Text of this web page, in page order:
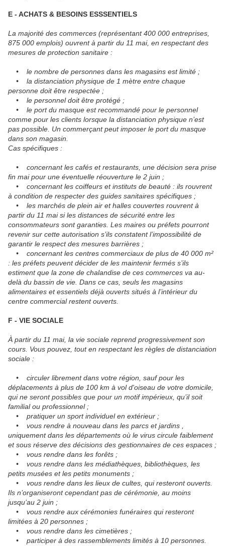
E - ACHATS & BESOINS ESSSENTIELS
La majorité des commerces (représentant 400 000 entreprises,
875 000 emplois) ouvrent à partir du 11 mai, en respectant des
mesures de protection sanitaire :
• le nombre de personnes dans les magasins est limité ;
• la distanciation physique de 1 mètre entre chaque
personne doit être respectée ;
• le personnel doit être protégé ;
• le port du masque est recommandé pour le personnel
comme pour les clients lorsque la distanciation physique n’est
pas possible. Un commerçant peut imposer le port du masque
dans son magasin.
Cas spécifiques :
• concernant les cafés et restaurants, une décision sera prise
fin mai pour une éventuelle réouverture le 2 juin ;
• concernant les coiffeurs et instituts de beauté : ils rouvrent
à condition de respecter des guides sanitaires spécifiques ;
• les marchés de plein air et halles couvertes rouvrent à
partir du 11 mai si les distances de sécurité entre les
consommateurs sont garanties. Les maires ou préfets pourront
revenir sur cette autorisation s’ils constatent l’impossibilité de
garantir le respect des mesures barrières ;
• concernant les centres commerciaux de plus de 40 000 m²
: les préfets peuvent décider de les maintenir fermés s’ils
estiment que la zone de chalandise de ces commerces va au-
delà du bassin de vie. Dans ce cas, seuls les magasins
alimentaires et essentiels déjà ouverts situés à l’intérieur du
centre commercial restent ouverts.
F - VIE SOCIALE
À partir du 11 mai, la vie sociale reprend progressivement son
cours. Vous pouvez, tout en respectant les règles de distanciation
sociale :
• circuler librement dans votre région, sauf pour les
déplacements à plus de 100 km à vol d'oiseau de votre domicile,
qui ne seront possibles que pour un motif impérieux, qu’il soit
familial ou professionnel ;
• pratiquer un sport individuel en extérieur ;
• vous rendre à nouveau dans les parcs et jardins ,
uniquement dans les départements où le virus circule faiblement
et sous réserve des décisions des gestionnaires de ces espaces ;
• vous rendre dans les forêts ;
• vous rendre dans les médiathèques, bibliothèques, les
petits musées et les petits monuments ;
• vous rendre dans les lieux de cultes, qui resteront ouverts.
Ils n’organiseront cependant pas de cérémonie, au moins
jusqu’au 2 juin ;
• vous rendre aux cérémonies funéraires qui resteront
limitées à 20 personnes ;
• vous rendre dans les cimetières ;
• participer à des rassemblements limités à 10 personnes.